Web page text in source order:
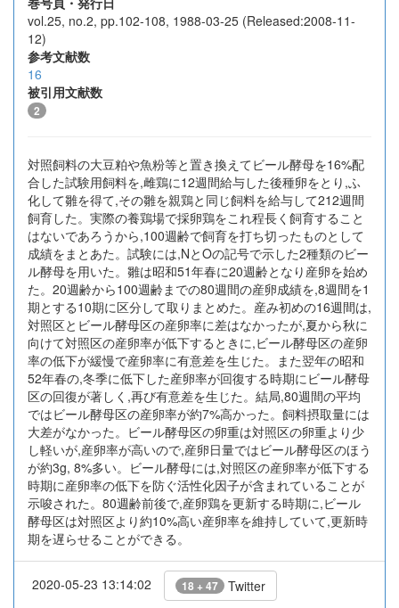
vol.25, no.2, pp.102-108, 1988-03-25 (Released:2008-11-
12)
参考文献数
16
被引用文献数
2
対照飼料の大豆粕や魚粉等と置き換えてビール酵母を16%配
合した試験用飼料を,雌鶏に12週間給与した後種卵をとり,ふ
化して雛を得て,その雛を親鶏と同じ飼料を給与して212週間
飼育した。実際の養鶏場で採卵鶏をこれ程長く飼育すること
はないであろうから,100週齢で飼育を打ち切ったものとして
成績をまとあた。試験には,NとOの記号で示した2種類のビー
ル酵母を用いた。雛は昭和51年春に20週齢となり産卵を始め
た。20週齢から100週齢までの80週間の産卵成績を,8週間を1
期とする10期に区分して取りまとめた。産み初めの16週間は,
対照区とビール酵母区の産卵率に差はなかったが,夏から秋に
向けて対照区の産卵率が低下するときに,ビール酵母区の産卵
率の低下が緩慢で産卵率に有意差を生じた。また翌年の昭和
52年春の,冬季に低下した産卵率が回復する時期にビール酵母
区の回復が著しく,再び有意差を生じた。結局,80週間の平均
ではビール酵母区の産卵率が約7%高かった。飼料摂取量には
大差がなかった。ビール酵母区の卵重は対照区の卵重より少
し軽いが,産卵率が高いので,産卵日量ではビール酵母区のほう
が約3g, 8%多い。ビール酵母には,対照区の産卵率が低下する
時期に産卵率の低下を防ぐ活性化因子が含まれていることが
示唆された。80週齢前後で,産卵鶏を更新する時期に,ビール
酵母区は対照区より約10%高い産卵率を維持していて,更新時
期を遅らせることができる。
2020-05-23 13:14:02 18 + 47 Twitter